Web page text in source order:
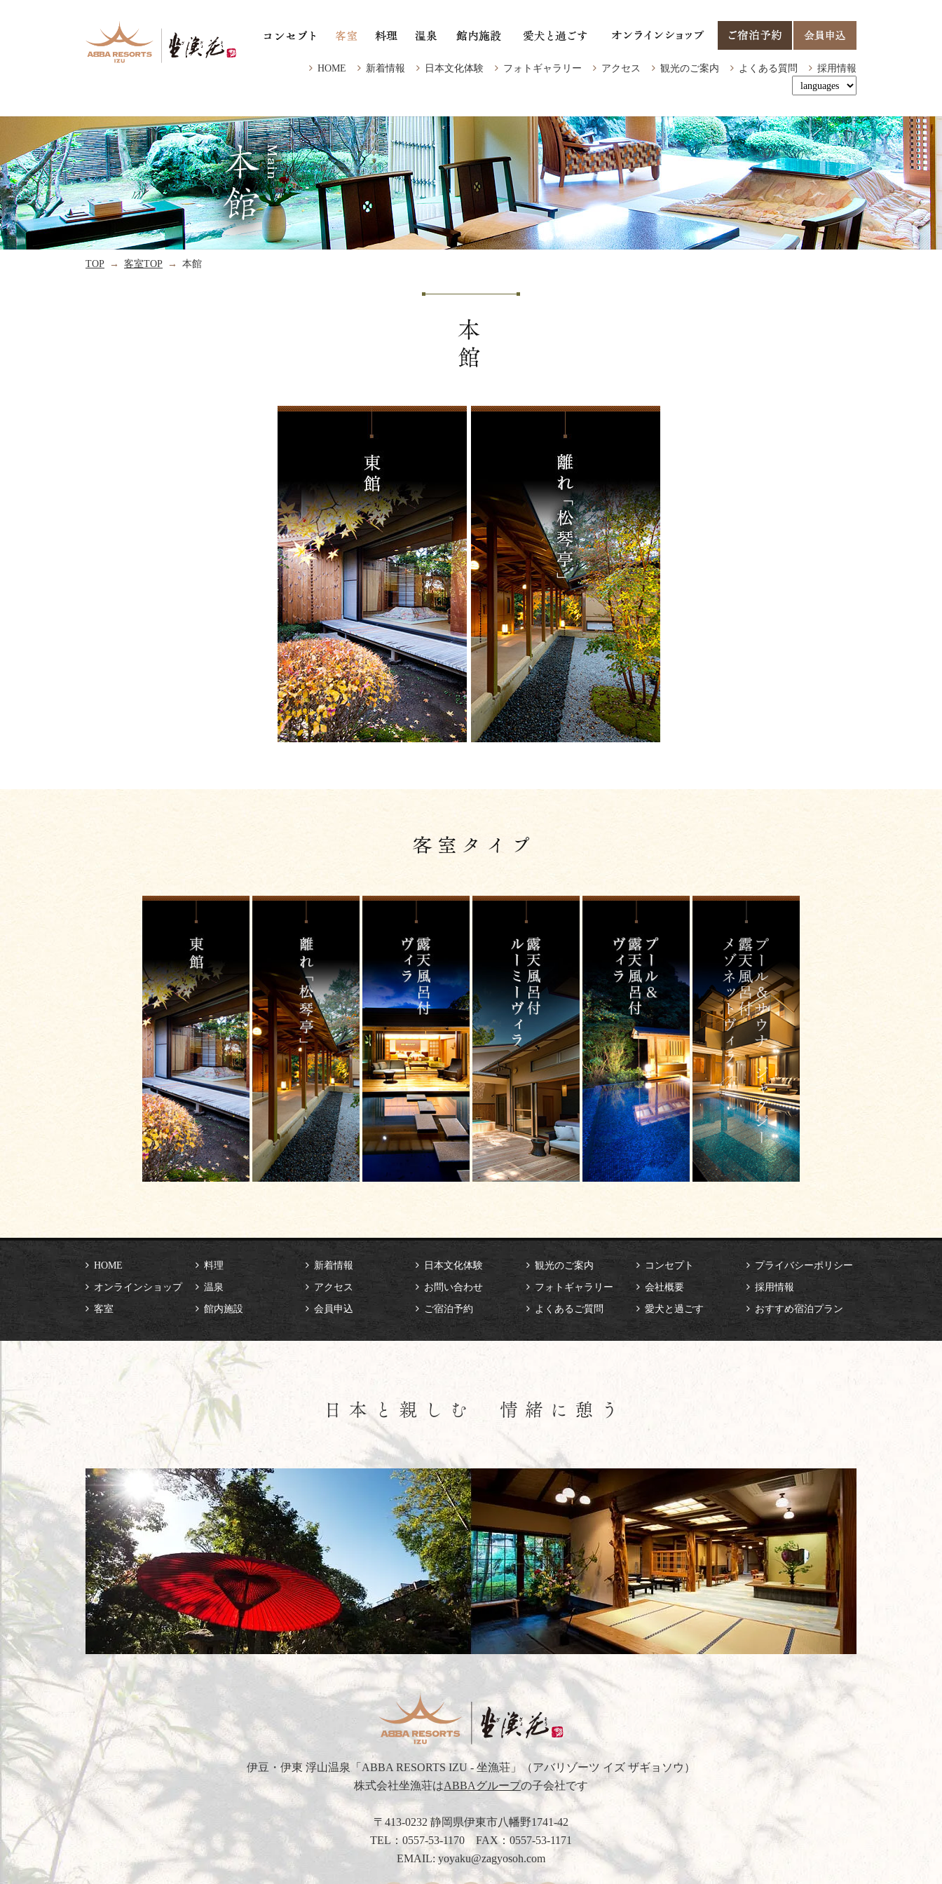
HOME 新着情報 日本文化体験 フォトギャラリー アクセス 観光のご案内 よくある質問 採用情報
TOP 客室TOP 本館
HOME 料理 新着情報 日本文化体験 観光のご案内 コンセプト
プライバシーポリシー
オンラインショップ
温泉 アクセス お問い合わせ フォトギャラリー 会社概要
採用情報
客室
館内施設 会員申込 ご宿泊予約 よくあるご質問 愛犬と過ごす おすすめ宿泊プラン
伊豆・伊東 浮山温泉 「ABBA RESORTS IZU - 坐漁荘」
（アバリゾーツ イズ ザギョソウ）
株式会社坐漁荘はABBAグループの子会社です
〒413-0232 静岡県伊東市八幡野1741-42
TEL： 0557-53-1170
FAX：0557-53-1171
EMAIL: yoyaku@zagyosoh.com